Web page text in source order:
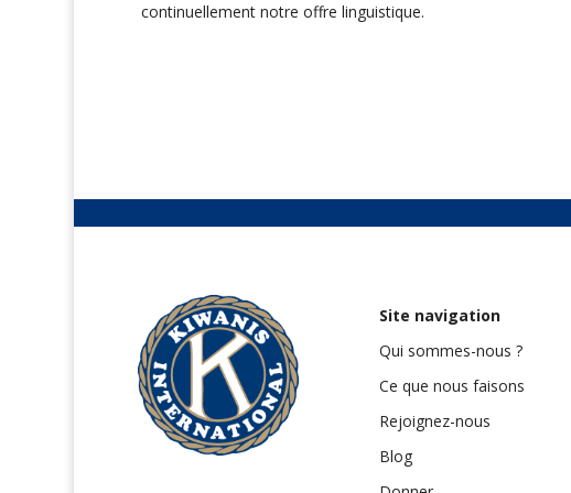
continuellement notre offre linguistique.
Site navigation
Qui sommes-nous ?
Ce que nous faisons
Rejoignez-nous
Blog